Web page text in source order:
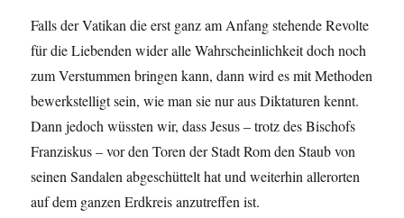
Falls der Vatikan die erst ganz am Anfang stehende Revolte
für die Liebenden wider alle Wahrscheinlichkeit doch noch
zum Verstummen bringen kann, dann wird es mit Methoden
bewerkstelligt sein, wie man sie nur aus Diktaturen kennt.
Dann jedoch wüssten wir, dass Jesus – trotz des Bischofs
Franziskus – vor den Toren der Stadt Rom den Staub von
seinen Sandalen abgeschüttelt hat und weiterhin allerorten
auf dem ganzen Erdkreis anzutreffen ist.